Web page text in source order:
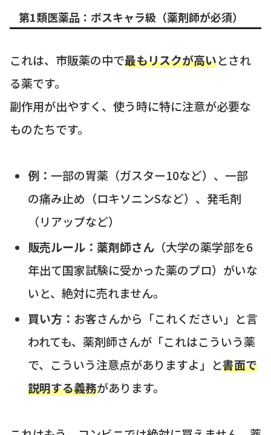
第1類医薬品：ボスキャラ級（薬剤師が必須）
これは、市販薬の中で最もリスクが高いとされ
る薬です。
副作用が出やすく、使う時に特に注意が必要な
ものたちです。
例： 一部の胃薬（ガスター10など）、一部
の痛み止め（ロキソニンSなど）、発毛剤
（リアップなど）
販売ルール： 薬剤師さん（大学の薬学部を6
年出て国家試験に受かった薬のプロ）がいな
いと、絶対に売れません。
買い方： お客さんから「これください」と言
われても、薬剤師さんが「これはこういう薬
で、こういう注意点がありますよ」と書面で
説明する義務があります。